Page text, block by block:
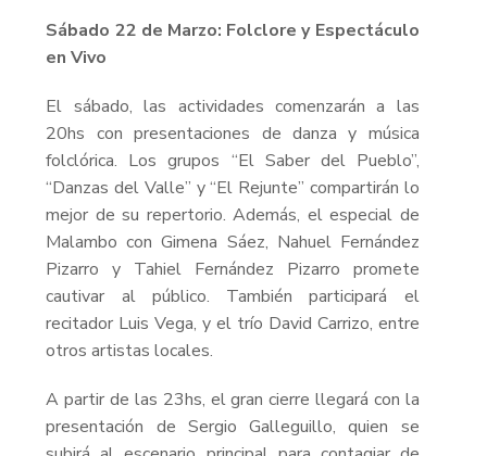
Sábado 22 de Marzo: Folclore y Espectáculo
en Vivo
El sábado, las actividades comenzarán a las
20hs con presentaciones de danza y música
folclórica. Los grupos “El Saber del Pueblo”,
“Danzas del Valle” y “El Rejunte” compartirán lo
mejor de su repertorio. Además, el especial de
Malambo con Gimena Sáez, Nahuel Fernández
Pizarro y Tahiel Fernández Pizarro promete
cautivar al público. También participará el
recitador Luis Vega, y el trío David Carrizo, entre
otros artistas locales.
A partir de las 23hs, el gran cierre llegará con la
presentación de Sergio Galleguillo, quien se